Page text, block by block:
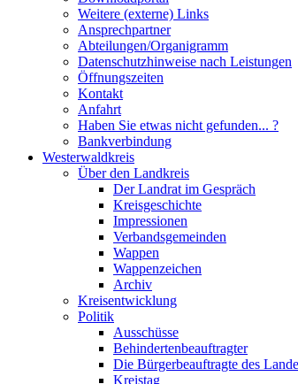
Weitere (externe) Links
Ansprechpartner
Abteilungen/Organigramm
Datenschutzhinweise nach Leistungen
Öffnungszeiten
Kontakt
Anfahrt
Haben Sie etwas nicht gefunden... ?
Bankverbindung
Westerwaldkreis
Über den Landkreis
Der Landrat im Gespräch
Kreisgeschichte
Impressionen
Verbandsgemeinden
Wappen
Wappenzeichen
Archiv
Kreisentwicklung
Politik
Ausschüsse
Behindertenbeauftragter
Die Bürgerbeauftragte des
Kreistag